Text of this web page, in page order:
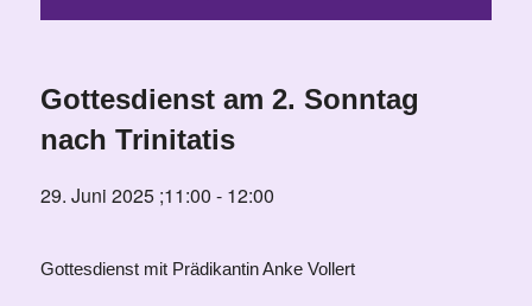
Gottesdienst am 2. Sonntag
nach Trinitatis
29. Juni 2025 ;11:00 - 12:00
Gottesdienst mit Prädikantin Anke Vollert